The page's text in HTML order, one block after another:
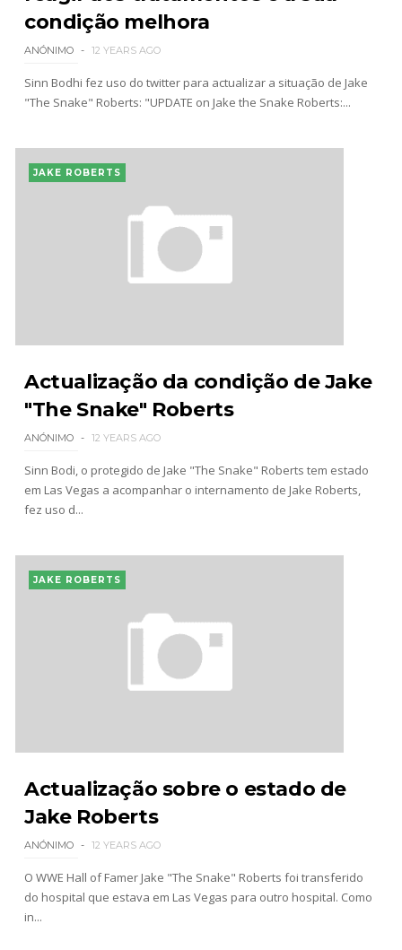
condição melhora
ANÓNIMO 12 YEARS AGO
Sinn Bodhi fez uso do twitter para actualizar a situação de Jake
"The Snake" Roberts: "UPDATE on Jake the Snake Roberts:...
JAKE ROBERTS
Actualização da condição de Jake
"The Snake" Roberts
ANÓNIMO 12 YEARS AGO
Sinn Bodi, o protegido de Jake "The Snake" Roberts tem estado
em Las Vegas a acompanhar o internamento de Jake Roberts,
fez uso d...
JAKE ROBERTS
Actualização sobre o estado de
Jake Roberts
ANÓNIMO 12 YEARS AGO
O WWE Hall of Famer Jake "The Snake" Roberts foi transferido
do hospital que estava em Las Vegas para outro hospital. Como
in...